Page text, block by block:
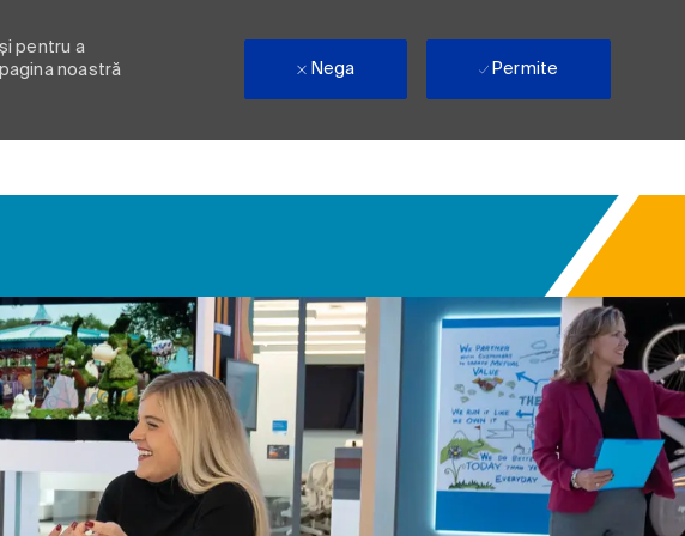
pentru a
noastră
Nega Permite